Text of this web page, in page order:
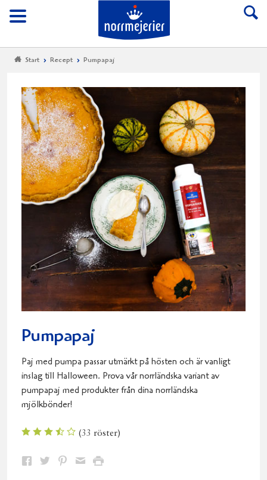
Meny
Till Norrmejerier
Start Recept Pumpapaj
Pumpapaj
Paj med pumpa passar utmärkt på hösten och är vanligt
inslag till Halloween. Prova vår norrländska variant av
pumpapaj med produkter från dina norrländska
mjölkbönder!
(33 röster)
Dela Dela Dela DelaSkriv